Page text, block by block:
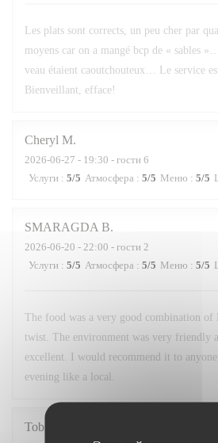
Les plats sont corrects, un peu cher par
moyens car on a mangé bcp de « sables
veau étaient caoutchouteux… Le service
Bienveillant, efface!
Cheryl M
2026-06-27 - 19:30 - гости 6
Услуги : 5/5 Атмосфера : 5/5 Меню : 5/5
SMARAGDA B
2026-06-20 - 22:00 - гости 2
Услуги : 5/5 Атмосфера : 5/5 Меню : 5/5
The food was a very good combination of
twist. The environment was very friendly
excellent. I would recommend it to
evening like a local.
Tobias